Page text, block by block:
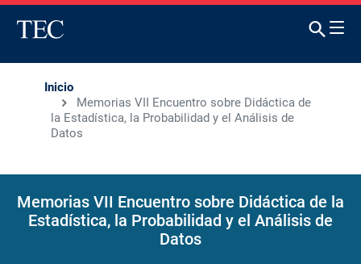
Inicio
Memorias VII Encuentro sobre Didáctica de
la Estadística, la Probabilidad y el Análisis de
Datos
Memorias VII Encuentro sobre Didáctica de la
Estadística, la Probabilidad y el Análisis de
Datos